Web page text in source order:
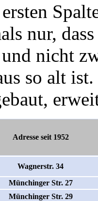
nur,
nicht
so alt
Adresse seit 1952
Wagnerstr. 34
Münchinger Str. 27
Münchinger Str. 29